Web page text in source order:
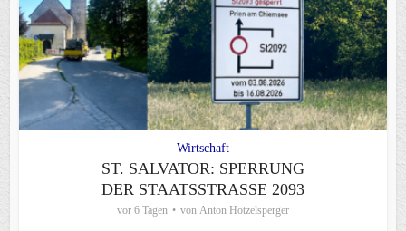
Wirtschaft
ST. SALVATOR: SPERRUNG
DER STAATSSTRASSE 2093
vor 6 Tagen von Anton Hötzelsperger